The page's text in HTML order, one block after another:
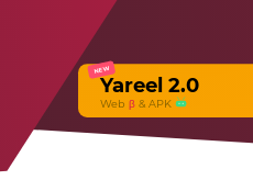
NEW
Yareel 2.0
Web β & APK